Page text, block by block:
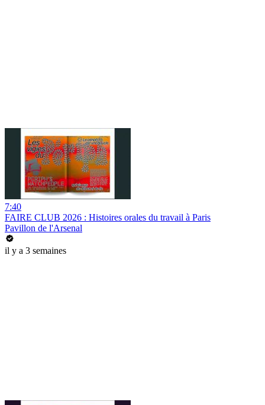
7:40
FAIRE CLUB 2026 : Histoires orales du travail à Paris
Pavillon de l'Arsenal
il y a 3 semaines